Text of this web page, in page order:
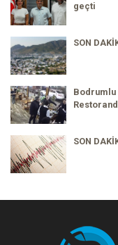
geçti
SON
Bodrumlu
SON